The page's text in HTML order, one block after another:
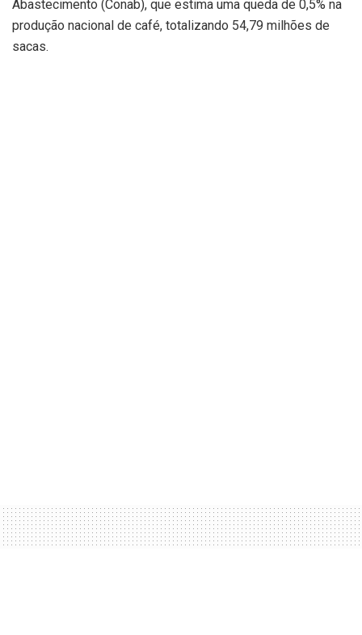
Abastecimento (Conab), que estima uma queda de 0,5% na
produção nacional de café, totalizando 54,79 milhões de
sacas.